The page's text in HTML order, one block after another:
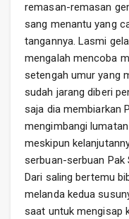
remasan-remasan
sang menantu yang
tangannya. Lasmi
mengalah mencoba
setengah umur yang
sudah jarang diberi
saja dia membiarkan
mengimbangi
meskipun
serbuan-serbuan Pak
Dari saling bertemu
melanda kedua
saat untuk mengisap